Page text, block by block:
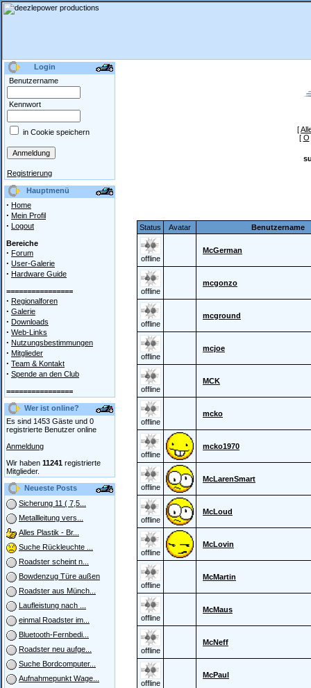
Login
Benutzername
Kennwort
in Cookie speichern
Registrierung
Hauptmenü
· Home
· Mein Profil
· Logout
Bereiche
· Forum
· User-Galerie
· Hardware Guide
================
· Regionalforen
· Galerie
· Downloads
· Web-Links
· Nutzungsbestimmungen
· Mitglieder
· Team & Kontakt
· Spende an den Club
================
Wer ist online?
Es sind 1453 Gäste und 0
registrierte Benutzer online
Anmeldung
Wir haben 11241 registrierte
Mitglieder.
Neueste Posts
Sicherung 11 ( 7,5...
Metallleitung vers...
Alles Plastik - Br...
Suche Rückleuchte ...
Roadster scheint n...
Bowdenzug Türe außen
Roadster aus Münch...
Laufleistung nach ...
einmal Roadster im...
Bluetooth-Fernbedi...
Roadster neu aufge...
Suche Bordcomputer...
Aufnahmepunkt Wage...
[
[ O
Status Avatar Benutzername
offline
McGerman
offline
mcgonzo
offline
mcground
offline
mcjoe
offline
MCK
offline
mcko
offline
mcko1970
offline
McLarenSmart
offline
McLoud
offline
McLovin
offline
McMartin
offline
McMaus
offline
McNeff
offline
McPaul